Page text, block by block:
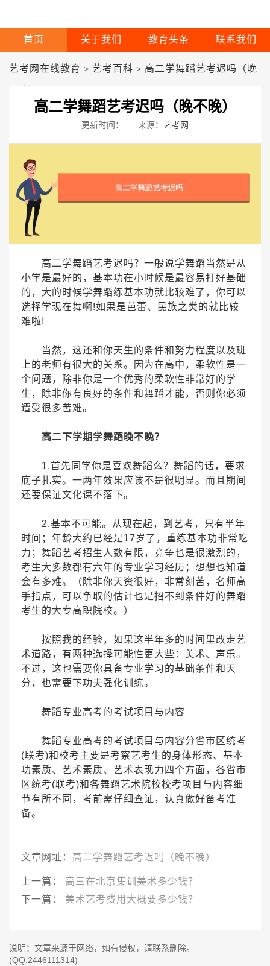
首页 关于我们 教育头条 联系我们
艺考网在线教育 > 艺考百科 > 高二学舞蹈艺考迟吗（晚
高二学舞蹈艺考迟吗（晚不晚）
更新时间： 来源： 艺考网
高二学舞蹈艺考迟吗？一般说学舞蹈当然是从
小学是最好的，基本功在小时候是最容易打好基础
的，大的时候学舞蹈练基本功就比较难了，你可以
选择学现在舞啊!如果是芭蕾、民族之类的就比较
难啦!
当然，这还和你天生的条件和努力程度以及班
上的老师有很大的关系。因为在高中，柔软性是一
个问题，除非你是一个优秀的柔软性非常好的学
生，除非你有良好的条件和舞蹈才能，否则你必须
遭受很多苦难。
高二下学期学舞蹈晚不晚？
1.首先同学你是喜欢舞蹈么？舞蹈的话，要求
底子扎实。一两年效果应该不是很明显。而且期间
还要保证文化课不落下。
2.基本不可能。从现在起，到艺考，只有半年
时间；年龄大约已经是17岁了，重练基本功非常吃
力；舞蹈艺考招生人数有限，竞争也是很激烈的，
考生大多数都有六年的专业学习经历；想想也知道
会有多难。（除非你天资很好，非常刻苦，名师高
手指点，可以争取的估计也是招不到条件好的舞蹈
考生的大专高职院校。）
按照我的经验，如果这半年多的时间里改走艺
术道路，有两种选择可能性更大些：美术、声乐。
不过，这也需要你具备专业学习的基础条件和天
分，也需要下功夫强化训练。
舞蹈专业高考的考试项目与内容
舞蹈专业高考的考试项目与内容分省市区统考
(联考)和校考主要是考察艺考生的身体形态、基本
功素质、艺术素质、艺术表现力四个方面，各省市
区统考(联考)和各舞蹈艺术院校校考项目与内容细
节有所不同，考前需仔细查证，认真做好备考准
备。
文章网址： 高二学舞蹈艺考迟吗（晚不晚）
上一篇： 高三在北京集训美术多少钱？
下一篇： 美术艺考费用大概要多少钱？
说明：文章来源于网络，如有侵权，请联系删除。
(QQ:2446111314)